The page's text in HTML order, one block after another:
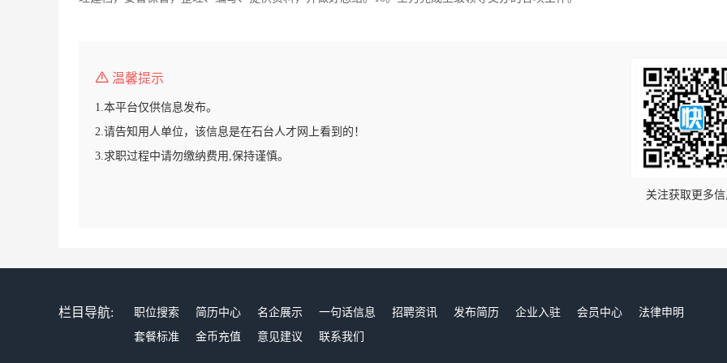
温馨提示
1.本平台仅供信息发布。
2.请告知用人单位，该信息是在石台人才网上看到的！
3.求职过程中请勿缴纳费用,保持谨慎。
关注获取更多
栏目导航: 职位搜索 简历中心 名企展示 一句话信息 招聘资讯 发布简历 企业入驻 会员中心
法律申明
套餐标准
金币充值 意见建议 联系我们